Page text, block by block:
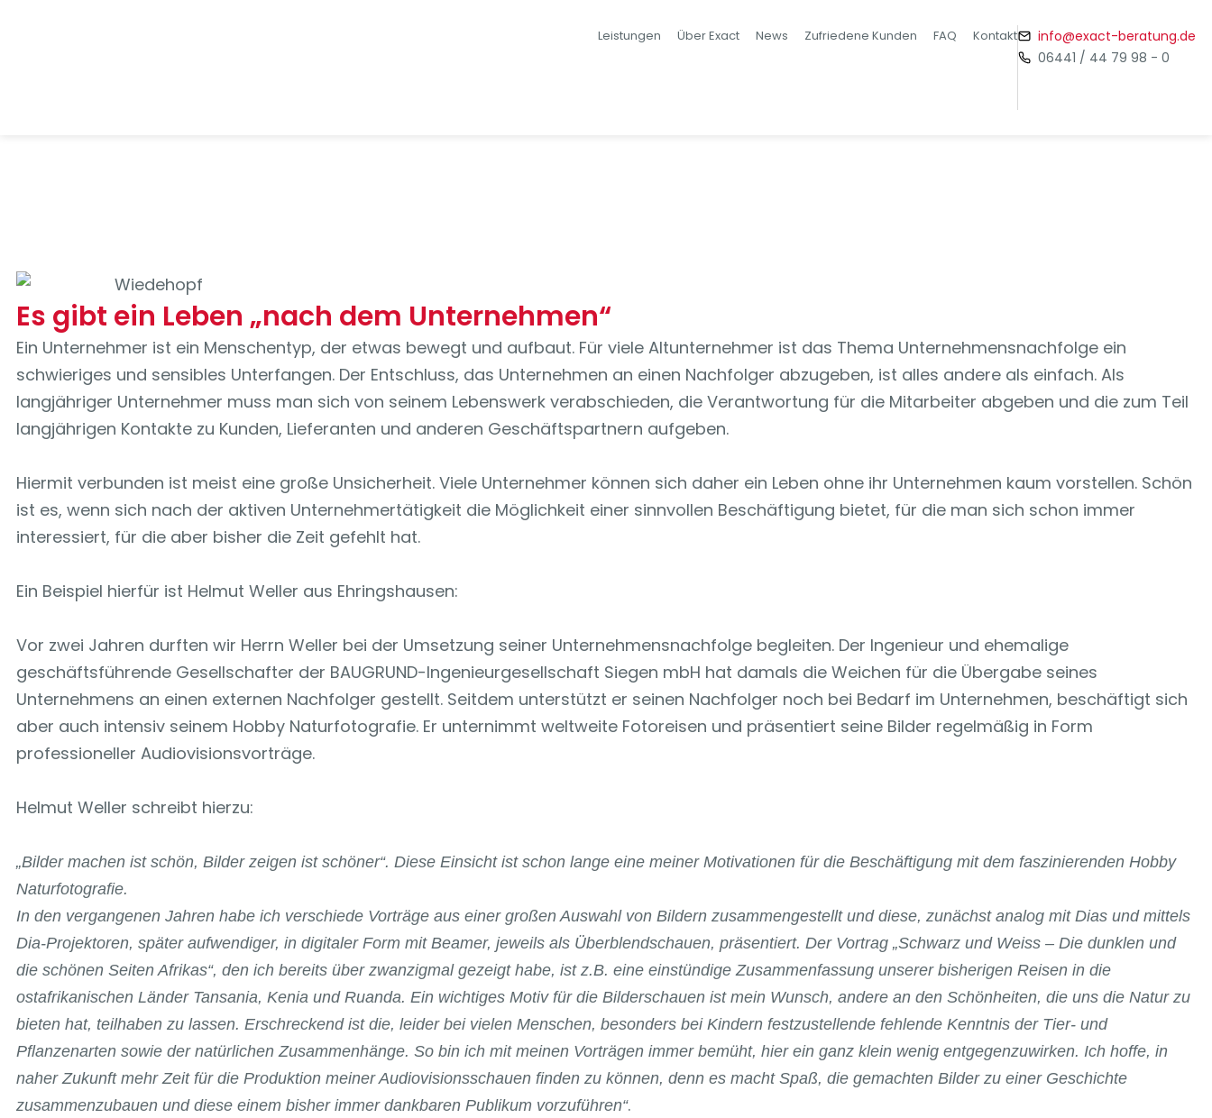
Leistungen Über Exact News Zufriedene Kunden FAQ Kontakt
info@exact-beratung.de
06441 / 44 79 98 - 0
Es gibt ein Leben „nach dem Unternehmen“
Ein Unternehmer ist ein Menschentyp, der etwas bewegt und aufbaut. Für viele Altunternehmer ist das Thema Unternehmensnachfolge ein
schwieriges und sensibles Unterfangen. Der Entschluss, das Unternehmen an einen Nachfolger abzugeben, ist alles andere als einfach. Als
langjähriger Unternehmer muss man sich von seinem Lebenswerk verabschieden, die Verantwortung für die Mitarbeiter abgeben und die zum Teil
langjährigen Kontakte zu Kunden, Lieferanten und anderen Geschäftspartnern aufgeben.
Hiermit verbunden ist meist eine große Unsicherheit. Viele Unternehmer können sich daher ein Leben ohne ihr Unternehmen kaum vorstellen. Schön
ist es, wenn sich nach der aktiven Unternehmertätigkeit die Möglichkeit einer sinnvollen Beschäftigung bietet, für die man sich schon immer
interessiert, für die aber bisher die Zeit gefehlt hat.
Ein Beispiel hierfür ist Helmut Weller aus Ehringshausen:
Vor zwei Jahren durften wir Herrn Weller bei der Umsetzung seiner Unternehmensnachfolge begleiten. Der Ingenieur und ehemalige
geschäftsführende Gesellschafter der BAUGRUND-Ingenieurgesellschaft Siegen mbH hat damals die Weichen für die Übergabe seines
Unternehmens an einen externen Nachfolger gestellt. Seitdem unterstützt er seinen Nachfolger noch bei Bedarf im Unternehmen, beschäftigt sich
aber auch intensiv seinem Hobby Naturfotografie. Er unternimmt weltweite Fotoreisen und präsentiert seine Bilder regelmäßig in Form
professioneller Audiovisionsvorträge.
Helmut Weller schreibt hierzu:
„Bilder machen ist schön, Bilder zeigen ist schöner“. Diese Einsicht ist schon lange eine meiner Motivationen für die Beschäftigung mit dem faszinierenden Hobby
Naturfotografie.
In den vergangenen Jahren habe ich verschiede Vorträge aus einer großen Auswahl von Bildern zusammengestellt und diese, zunächst analog mit Dias und mittels
Dia-Projektoren, später aufwendiger, in digitaler Form mit Beamer, jeweils als Überblendschauen, präsentiert. Der Vortrag „Schwarz und Weiss – Die dunklen und
die schönen Seiten Afrikas“, den ich bereits über zwanzigmal gezeigt habe, ist z.B. eine einstündige Zusammenfassung unserer bisherigen Reisen in die
ostafrikanischen Länder Tansania, Kenia und Ruanda. Ein wichtiges Motiv für die Bilderschauen ist mein Wunsch, andere an den Schönheiten, die uns die Natur zu
bieten hat, teilhaben zu lassen. Erschreckend ist die, leider bei vielen Menschen, besonders bei Kindern festzustellende fehlende Kenntnis der Tier- und
Pflanzenarten sowie der natürlichen Zusammenhänge. So bin ich mit meinen Vorträgen immer bemüht, hier ein ganz klein wenig entgegenzuwirken. Ich hoffe, in
naher Zukunft mehr Zeit für die Produktion meiner Audiovisionsschauen finden zu können, denn es macht Spaß, die gemachten Bilder zu einer Geschichte
zusammenzubauen und diese einem bisher immer dankbaren Publikum vorzuführen“.